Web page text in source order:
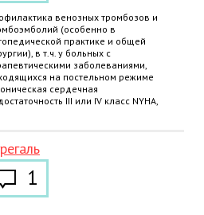
венозных тромбозов и
(особенно в
практике и общей
в т.ч. у больных с
заболеваниями,
на постельном режиме
сердечная
III или IV класс NYHA,
1